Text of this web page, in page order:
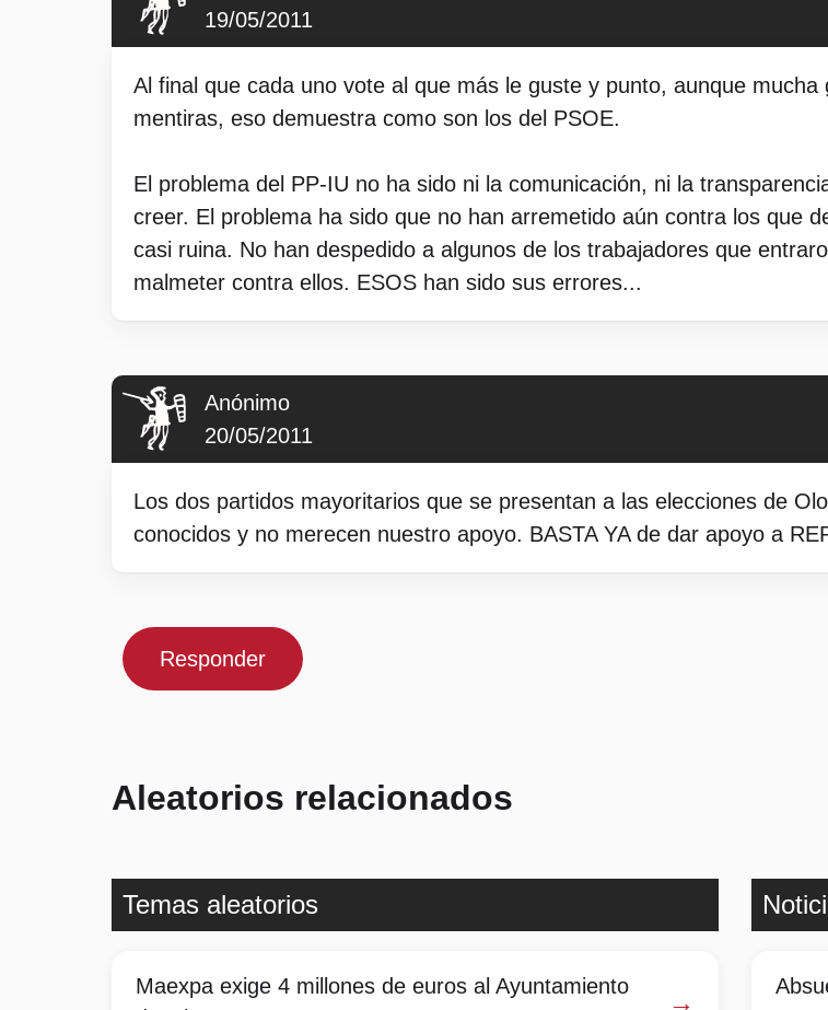
19/05/2011
Al final que cada uno vote al que más le guste y punto, aunque
mentiras, eso demuestra como son los del PSOE.
El problema del PP-IU no ha sido ni la comunicación, ni la
creer. El problema ha sido que no han arremetido aún contra los que
casi ruina. No han despedido a algunos de los trabajadores que
malmeter contra ellos. ESOS han sido sus errores...
Anónimo
20/05/2011
Los dos partidos mayoritarios que se presentan a las elecciones de
conocidos y no merecen nuestro apoyo. BASTA YA de dar apoyo a
Responder
Aleatorios relacionados
Temas aleatorios
Maexpa exige 4 millones de euros al Ayuntamiento
→